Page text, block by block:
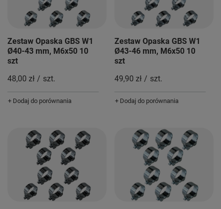
Zestaw Opaska GBS W1
Ø40-43 mm, M6x50 10
szt
48,00 zł / szt.
+ Dodaj do porównania
Zestaw Opaska GBS W1
Ø43-46 mm, M6x50 10
szt
49,90 zł / szt.
+ Dodaj do porównania